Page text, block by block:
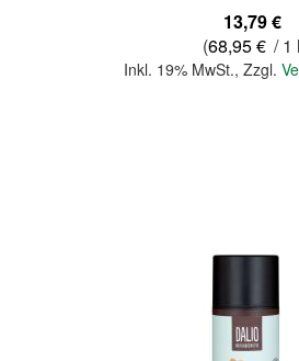
13,79 €
(68,95 € / 1
Inkl. 19% MwSt.,Zzgl.